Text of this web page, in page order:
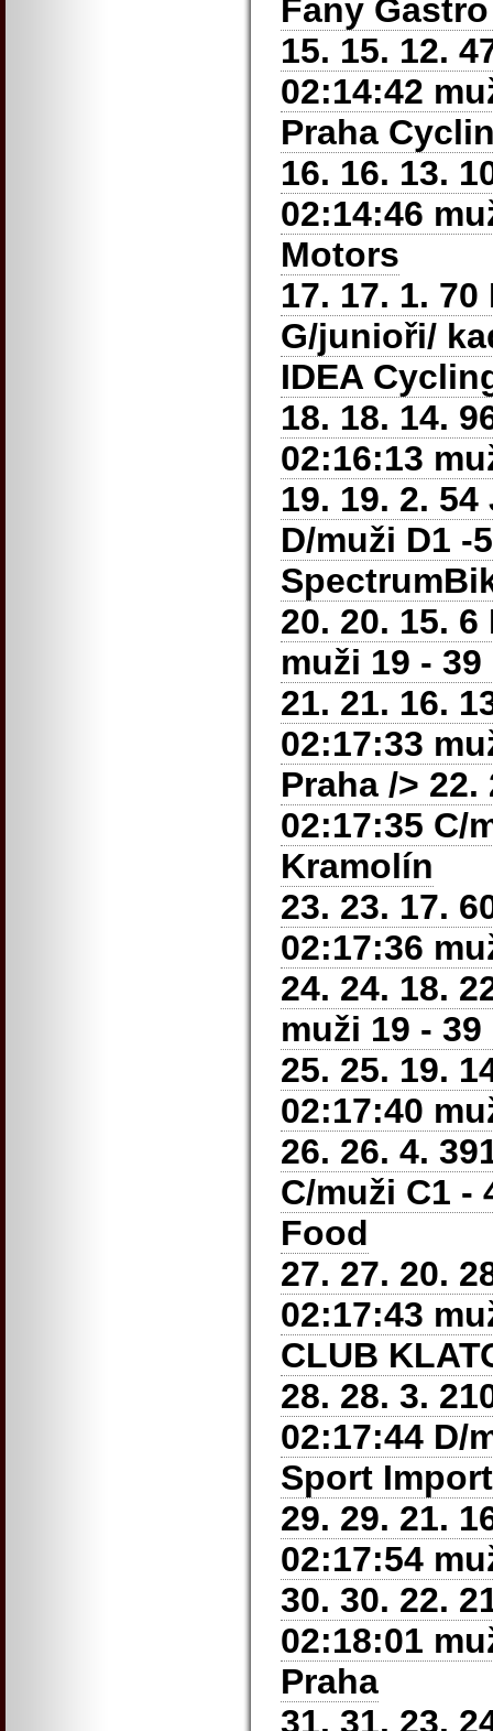
Fany
15. 15. 12.
02:14:42
Praha
16. 16. 13.
02:14:46
Motors
17. 17. 1.
G/junioři/
IDEA
18. 18. 14.
02:16:13
19. 19. 2.
D/muži D1 -
20. 20. 15.
muži 19 -
21. 21. 16.
02:17:33
Praha /> 22.
02:17:35 C/
Kramolín
23. 23. 17.
02:17:36
24. 24. 18.
muži 19 -
25. 25. 19.
02:17:40
26. 26. 4.
C/muži C1 -
Food
27. 27. 20.
02:17:43
CLUB
28. 28. 3.
02:17:44 D/
Sport Import
29. 29. 21.
02:17:54
30. 30. 22.
02:18:01
Praha
31. 31. 23.